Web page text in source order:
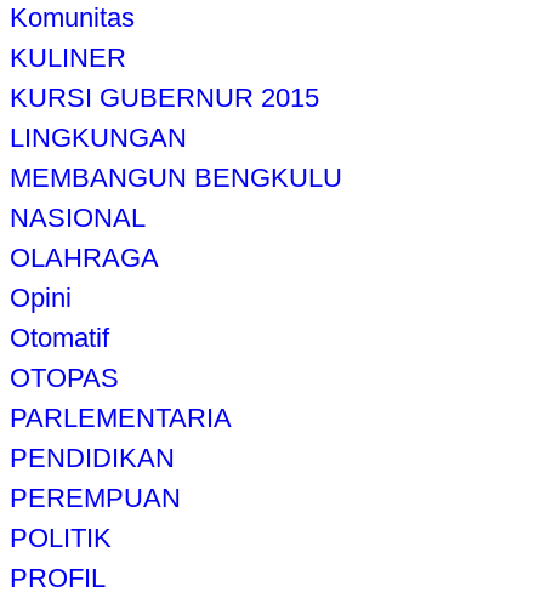
Komunitas
KULINER
KURSI GUBERNUR 2015
LINGKUNGAN
MEMBANGUN BENGKULU
NASIONAL
OLAHRAGA
Opini
Otomatif
OTOPAS
PARLEMENTARIA
PENDIDIKAN
PEREMPUAN
POLITIK
PROFIL